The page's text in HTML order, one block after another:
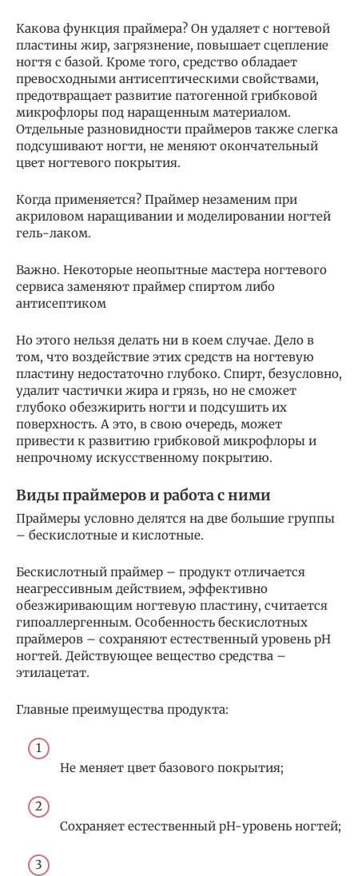
Какова функция праймера? Он удаляет с ногтевой
пластины жир, загрязнение, повышает сцепление
ногтя с базой. Кроме того, средство обладает
превосходными антисептическими свойствами,
предотвращает развитие патогенной грибковой
микрофлоры под наращенным материалом.
Отдельные разновидности праймеров также слегка
подсушивают ногти, не меняют окончательный
цвет ногтевого покрытия.
Когда применяется? Праймер незаменим при
акриловом наращивании и моделировании ногтей
гель-лаком.
Важно. Некоторые неопытные мастера ногтевого
сервиса заменяют праймер спиртом либо
антисептиком
Но этого нельзя делать ни в коем случае. Дело в
том, что воздействие этих средств на ногтевую
пластину недостаточно глубоко. Спирт, безусловно,
удалит частички жира и грязь, но не сможет
глубоко обезжирить ногти и подсушить их
поверхность. А это, в свою очередь, может
привести к развитию грибковой микрофлоры и
непрочному искусственному покрытию.
Виды праймеров и работа с ними
Праймеры условно делятся на две большие группы
– бескислотные и кислотные.
Бескислотный праймер – продукт отличается
неагрессивным действием, эффективно
обезжиривающим ногтевую пластину, считается
гипоаллергенным. Особенность бескислотных
праймеров – сохраняют естественный уровень pH
ногтей. Действующее вещество средства –
этилацетат.
Главные преимущества продукта:
Не меняет цвет базового покрытия;
Сохраняет естественный pH-уровень ногтей;